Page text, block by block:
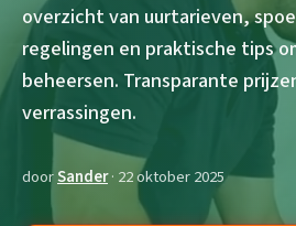
overzicht van uurtarieven,
regelingen en praktische tips
beheersen. Transparante
verrassingen.
doorSander· 22 oktober 2025